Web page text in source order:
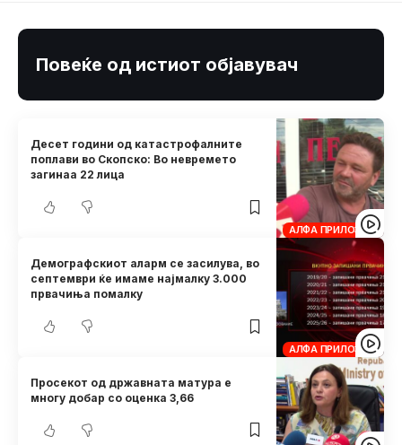
Повеќе од истиот објавувач
АЛФА ПРИЛОЗИ
Десет години од катастрофалните
поплави во Скопско: Во невремето
загинаа 22 лица
АЛФА ПРИЛОЗИ
Демографскиот аларм се засилува, во
септември ќе имаме најмалку 3.000
првачиња помалку
Просекот од државната матура е
многу добар со оценка 3,66